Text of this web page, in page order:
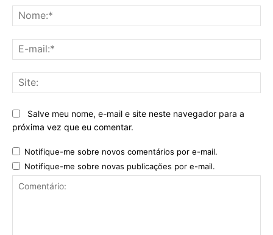
Salve meu nome, e-mail e site neste navegador para a
próxima vez que eu comentar.
Notifique-me sobre novos comentários por e-mail.
Notifique-me sobre novas publicações por e-mail.